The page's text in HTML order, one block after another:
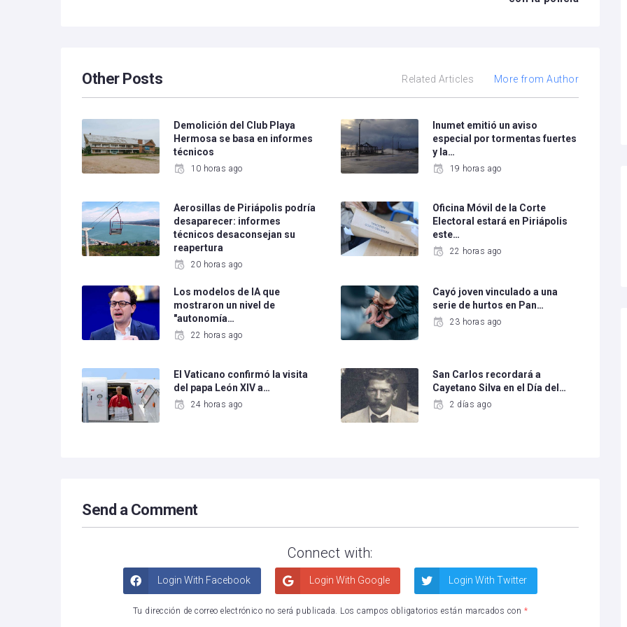
Other Posts Related Articles More from Author
Demolición del Club Playa
Hermosa se basa en informes
técnicos
10 horas ago
Inumet emitió un aviso
especial por tormentas fuertes
y la…
19 horas ago
Aerosillas de Piriápolis podría
desaparecer: informes
técnicos desaconsejan su
reapertura
20 horas ago
Oficina Móvil de la Corte
Electoral estará en Piriápolis
este…
22 horas ago
Los modelos de IA que
mostraron un nivel de
"autonomía…
22 horas ago
Cayó joven vinculado a una
serie de hurtos en Pan…
23 horas ago
El Vaticano confirmó la visita
del papa León XIV a…
24 horas ago
San Carlos recordará a
Cayetano Silva en el Día del…
2 días ago
Send a Comment
Connect with:
Login With Facebook Login With Google Login With Twitter
Tu dirección de correo electrónico no será publicada. Los campos obligatorios están marcados con *